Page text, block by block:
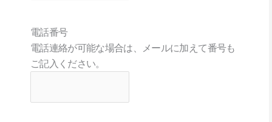
電話番号
電話連絡が可能な場合は、メールに加えて番号も
ご記入ください。